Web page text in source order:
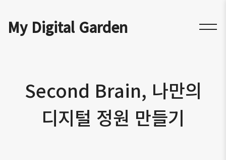
My Digital Garden
Second Brain, 나만의
디지털 정원 만들기